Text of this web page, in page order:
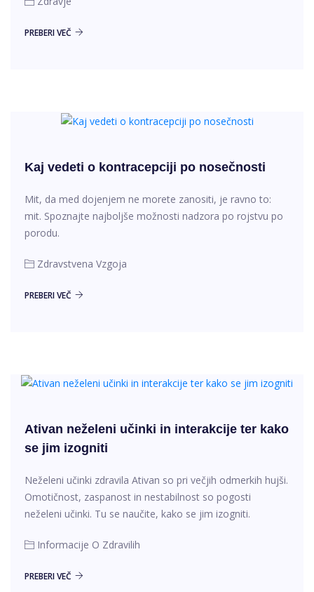
PREBERI VEČ
Kaj vedeti o kontracepciji po nosečnosti
Mit, da med dojenjem ne morete zanositi, je ravno to:
mit. Spoznajte najboljše možnosti nadzora po rojstvu po
porodu.
Zdravstvena Vzgoja
PREBERI VEČ
Ativan neželeni učinki in interakcije ter kako
se jim izogniti
Neželeni učinki zdravila Ativan so pri večjih odmerkih hujši.
Omotičnost, zaspanost in nestabilnost so pogosti
neželeni učinki. Tu se naučite, kako se jim izogniti.
Informacije O Zdravilih
PREBERI VEČ